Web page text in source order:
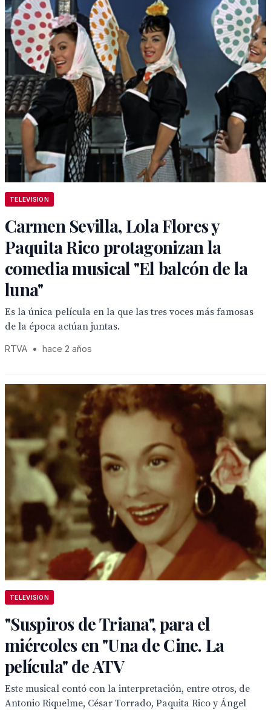
TELEVISION
Carmen Sevilla, Lola Flores y
Paquita Rico protagonizan la
comedia musical "El balcón de la
luna"
Es la única película en la que las tres voces más famosas
de la época actúan juntas.
RTVA • hace 2 años
TELEVISION
"Suspiros de Triana", para el
miércoles en "Una de Cine. La
película" de ATV
Este musical contó con la interpretación, entre otros, de
Antonio Riquelme, César Torrado, Paquita Rico y Ángel